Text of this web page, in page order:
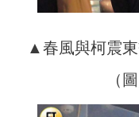
▲春風與柯震東
（